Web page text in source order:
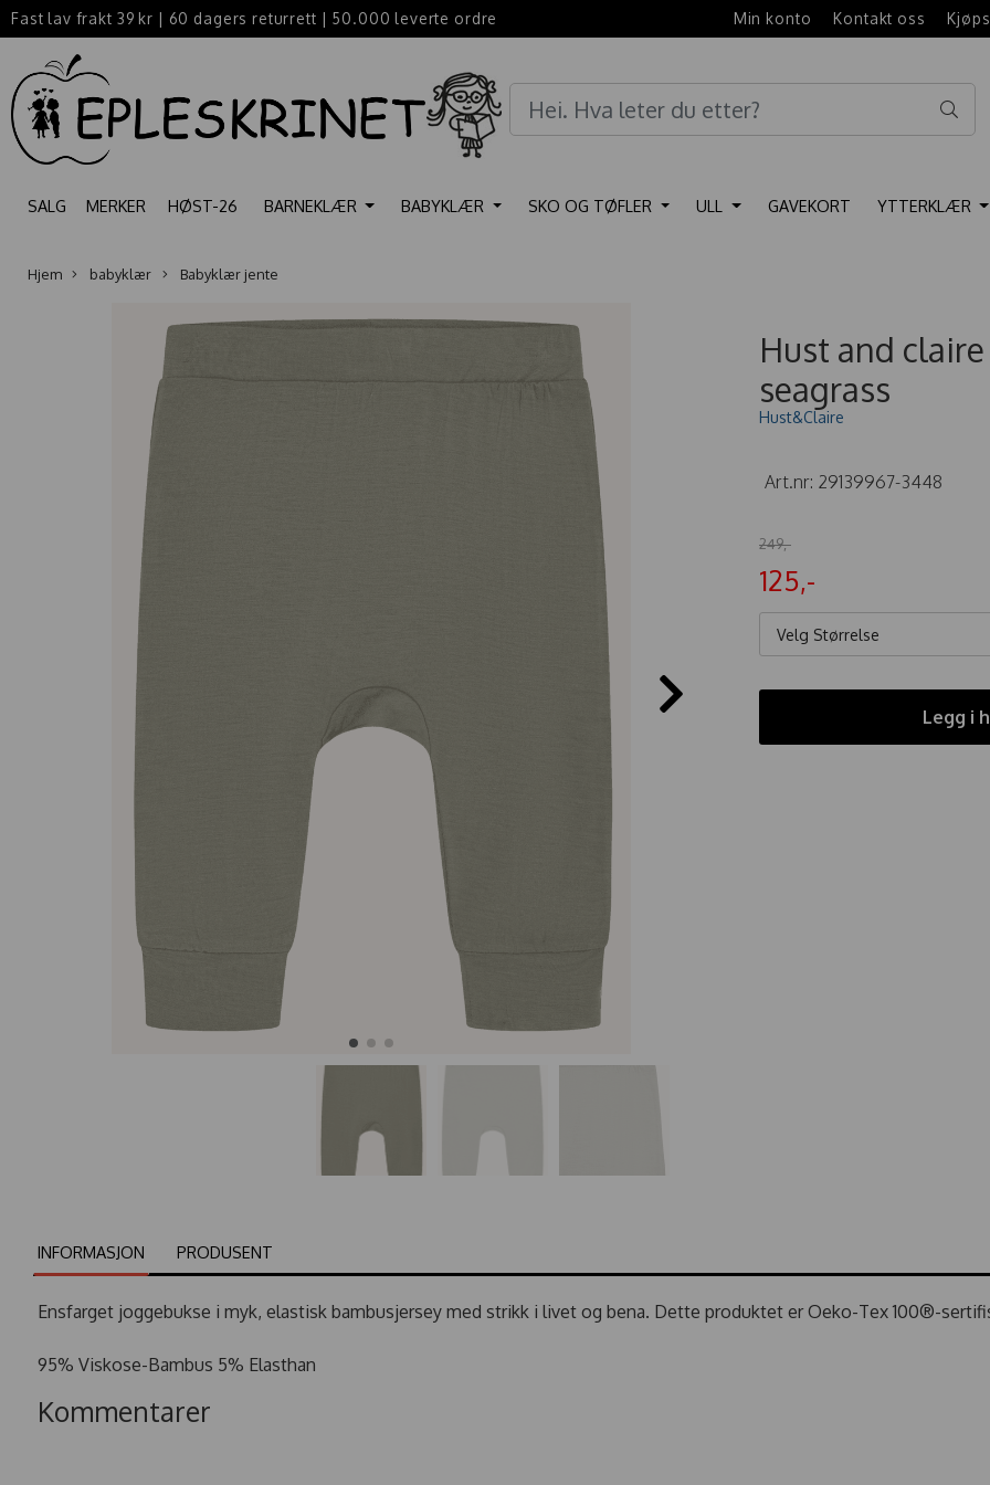
Fast lav frakt 39 kr | 60 dagers returrett | 50.000 leverte ordre Min konto Kontakt oss
SALG MERKER HØST-26 BARNEKLÆR BABYKLÆR SKO OG TØFLER ULL GAVEKORT YTTERKLÆR
Hjem babyklær Babyklær jente
Hust and
seagrass
Hust&Claire
Art.nr: 29139967-3448
249,-
125,-
Velg Størrelse
Legg i
INFORMASJON PRODUSENT
Ensfarget joggebukse i myk, elastisk bambusjersey med strikk i livet og bena. Dette produktet er Oeko-Tex 100®-
95% Viskose-Bambus 5% Elasthan
Kommentarer